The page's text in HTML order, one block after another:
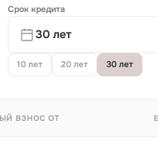
Срок кредита
10 лет 20 лет 30 лет
ВЗНОС ОТ